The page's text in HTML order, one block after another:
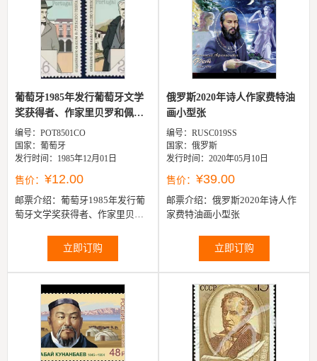
葡萄牙1985年发行葡萄牙文学
奖获得者、作家里贝罗和佩
索...
编号：POT8501CO
国家：葡萄牙
发行时间：1985年12月01日
售价： ¥12.00
邮票介绍： 葡萄牙1985年发行葡
萄牙文学奖获得者、作家里贝罗
立即订购
俄罗斯2020年诗人作家费特油
画小型张
编号：RUSC019SS
国家：俄罗斯
发行时间：2020年05月10日
售价： ¥39.00
邮票介绍： 俄罗斯2020年诗人作
家费特油画小型张
立即订购